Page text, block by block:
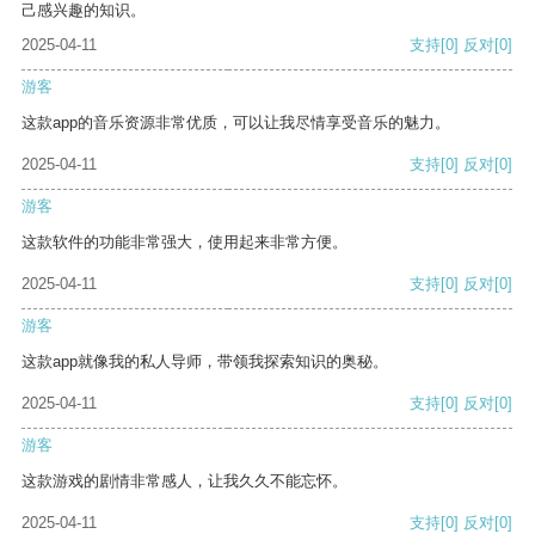
己感兴趣的知识。
2025-04-11
支持[0] 反对[0]
游客
这款app的音乐资源非常优质，可以让我尽情享受音乐的魅力。
2025-04-11 支持[0] 反对[0]
游客
这款软件的功能非常强大，使用起来非常方便。
2025-04-11 支持[0] 反对[0]
游客
这款app就像我的私人导师，带领我探索知识的奥秘。
2025-04-11 支持[0] 反对[0]
游客
这款游戏的剧情非常感人，让我久久不能忘怀。
2025-04-11 支持[0] 反对[0]